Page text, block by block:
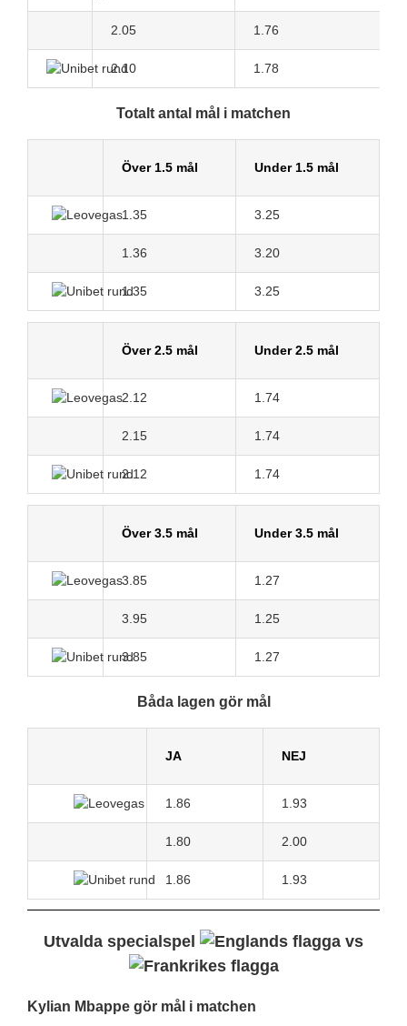
2.05 1.76
2.10 1.78
Totalt antal mål i matchen
Över 1.5 mål Under 1.5 mål
1.35 3.25
1.36 3.20
1.35 3.25
Över 2.5 mål Under 2.5 mål
2.12 1.74
2.15 1.74
2.12 1.74
Över 3.5 mål Under 3.5 mål
3.85 1.27
3.95 1.25
3.85 1.27
Båda lagen gör mål
JA NEJ
1.86 1.93
1.80 2.00
1.86 1.93
Utvalda specialspel vs
Kylian Mbappe gör mål i matchen